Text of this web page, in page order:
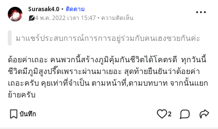
Surasak4.0 • ติดตาม
4 พ.ค. 2022 เวลา 15:47 • ความคิดเห็น
มาแชร์ประสบการณ์การการอยู่ร่วมกับคนเฮงซวยกันค่ะ
ด้อยค่าเถอะ คนพวกนี้สร้างภูมิคุ้มกันชีวิตได้โคตรดี  ทุกวันนี้
ชีวิตมีภูมิสูงปรี๊ดเพราะผ่านมาเยอะ สุดท้ายยืนยันว่าด้อยค่า
เถอะครับ คุยเท่าที่จำเป็น ตามหน้าที่,ตามบทบาท จากนั้นแยก
ย้ายครับ
บันทึก 2